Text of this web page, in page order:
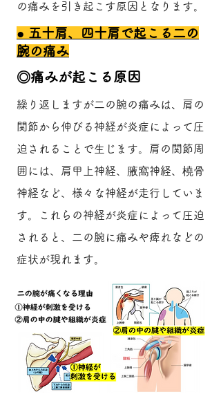
の痛みを引き起こす原因となります。
​● 五十肩、四十肩で起こる二の
腕の痛み
​◎痛みが起こる原因
繰り返しますが二の腕の痛みは、肩の
関節から伸びる神経が炎症によって圧
迫されることで生じます。肩の関節周
囲には、肩甲上神経、腋窩神経、橈骨
神経など、様々な神経が走行していま
す。これらの神経が炎症によって圧迫
されると、二の腕に痛みや痺れなどの
症状が現れます。